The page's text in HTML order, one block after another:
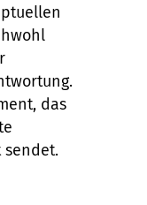
das
sendet.